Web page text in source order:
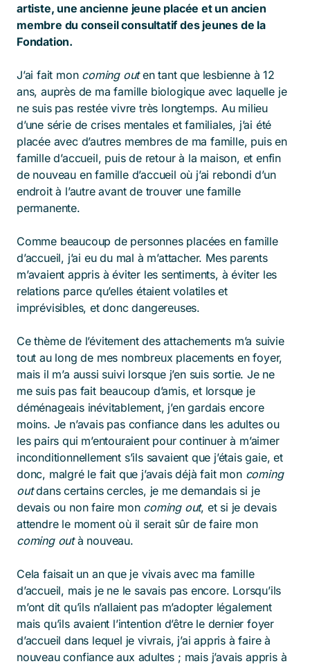
artiste, une ancienne jeune placée et un ancien
membre du conseil consultatif des jeunes de la
Fondation.
J’ai fait mon coming outen tant que lesbienne à 12
ans, auprès de ma famille biologique avec laquelle je
ne suis pas restée vivre très longtemps. Au milieu
d’une série de crises mentales et familiales, j’ai été
placée avec d’autres membres de ma famille, puis en
famille d’accueil, puis de retour à la maison, et enfin
de nouveau en famille d’accueil où j’ai rebondi d’un
endroit à l’autre avant de trouver une famille
permanente.
Comme beaucoup de personnes placées en famille
d’accueil, j’ai eu du mal à m’attacher. Mes parents
m’avaient appris à éviter les sentiments, à éviter les
relations parce qu’elles étaient volatiles et
imprévisibles, et donc dangereuses.
Ce thème de l’évitement des attachements m’a suivie
tout au long de mes nombreux placements en foyer,
mais il m’a aussi suivi lorsque j’en suis sortie. Je ne
me suis pas fait beaucoup d’amis, et lorsque je
déménageais inévitablement, j’en gardais encore
moins. Je n’avais pas confiance dans les adultes ou
les pairs qui m’entouraient pour continuer à m’aimer
inconditionnellement s’ils savaient que j’étais gaie, et
donc, malgré le fait que j’avais déjà fait mon coming
outdans certains cercles, je me demandais si je
devais ou non faire mon coming out, et si je devais
attendre le moment où il serait sûr de faire mon
coming outà nouveau.
Cela faisait un an que je vivais avec ma famille
d’accueil, mais je ne le savais pas encore. Lorsqu’ils
m’ont dit qu’ils n’allaient pas m’adopter légalement
mais qu’ils avaient l’intention d’être le dernier foyer
d’accueil dans lequel je vivrais, j’ai appris à faire à
nouveau confiance aux adultes ; mais j’avais appris à